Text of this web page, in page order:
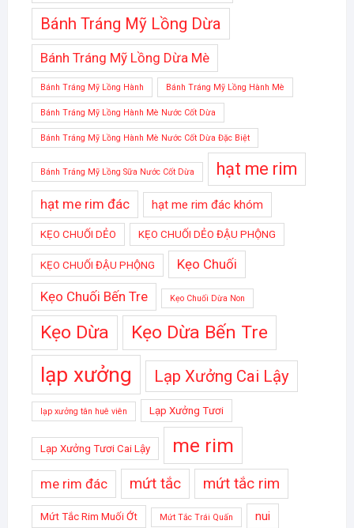
Bánh Tráng Mỹ Lồng Dừa
Bánh Tráng Mỹ Lồng Dừa Mè
Bánh Tráng Mỹ Lồng Hành Bánh Tráng Mỹ Lồng Hành Mè
Bánh Tráng Mỹ Lồng Hành Mè Nước Cốt Dừa
Bánh Tráng Mỹ Lồng Hành Mè Nước Cốt Dừa Đặc Biệt
Bánh Tráng Mỹ Lồng Sữa Nước Cốt Dừa hạt me rim
hạt me rim đác hạt me rim đác khóm
KẸO CHUỐI DẺO KẸO CHUỐI DẺO ĐẬU PHỘNG
KẸO CHUỐI ĐẬU PHỘNG Kẹo Chuối
Kẹo Chuối Bến Tre Kẹo Chuối Dừa Non
Kẹo Dừa Kẹo Dừa Bến Tre
lạp xưởng Lạp Xưởng Cai Lậy
lạp xưởng tân huê viên Lạp Xưởng Tươi
Lạp Xưởng Tươi Cai Lậy me rim
me rim đác mứt tắc mứt tắc rim
Mứt Tắc Rim Muối Ớt Mứt Tắc Trái Quấn nui